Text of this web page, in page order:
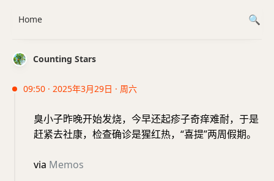
Counting Stars
09:50 · 2025年3月29日 · 周六
臭小子昨晚开始发烧，今早还起疹子奇痒难耐，于是
赶紧去社康，检查确诊是猩红热，“喜提”两周假期。
via Memos
Home